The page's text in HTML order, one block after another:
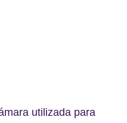
utilizada para